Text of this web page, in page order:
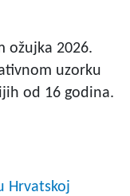
ožujka 2026.
uzorku
od 16 godina.
Hrvatskoj